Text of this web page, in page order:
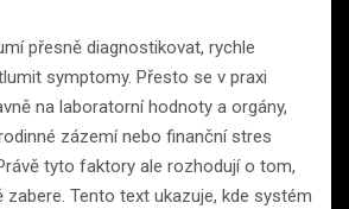
přesně diagnostikovat, rychle
symptomy. Přesto se v praxi
na laboratorní hodnoty a orgány,
zázemí nebo finanční stres
tyto faktory ale rozhodují o tom,
zabere. Tento text ukazuje, kde systém